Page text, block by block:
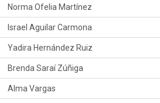
Norma Ofelia Martínez
Israel Aguilar Carmona
Yadira Hernández Ruiz
Brenda Saraí Zúñiga
Alma Vargas